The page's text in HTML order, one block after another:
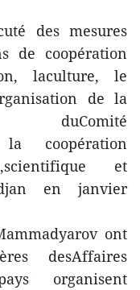
des mesures
de coopération
laculture, le
de la
duComité
coopération
et
en janvier
ont
desAffaires
organisent